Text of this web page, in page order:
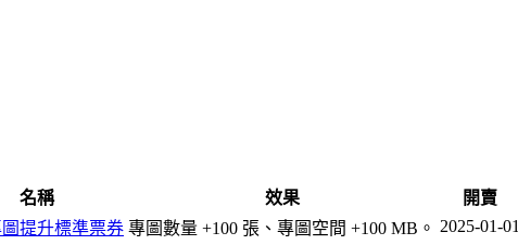
名稱 效果 開賣
提升標準票券 專圖數量 +100 張、專圖空間 +100 MB。 2025-01-01